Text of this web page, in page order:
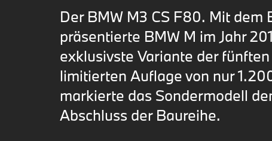
Der BMW M3 CS F80. Mit dem
präsentierte BMW M im Jahr
exklusivste Variante der
limitierten Auflage von nur
markierte das Sondermodell
Abschluss der Baureihe.